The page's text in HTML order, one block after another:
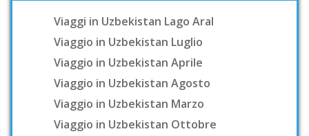
Viaggi in Uzbekistan Lago Aral
Viaggio in Uzbekistan Luglio
Viaggio in Uzbekistan Aprile
Viaggio in Uzbekistan Agosto
Viaggio in Uzbekistan Marzo
Viaggio in Uzbekistan Ottobre